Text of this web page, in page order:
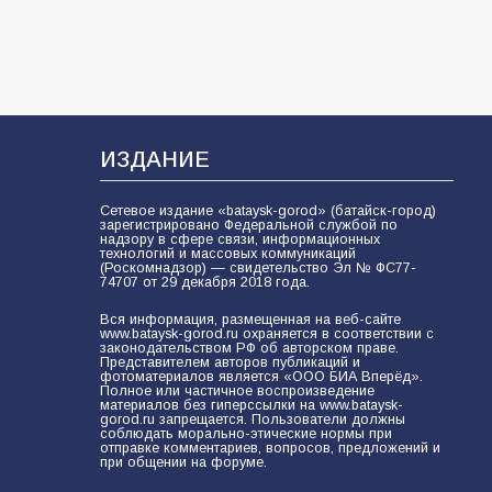
ИЗДАНИЕ
Сетевое издание «bataysk-gorod» (батайск-город)
зарегистрировано Федеральной службой по
надзору в сфере связи, информационных
технологий и массовых коммуникаций
(Роскомнадзор) — свидетельство Эл № ФС77-
74707 от 29 декабря 2018 года.
Вся информация, размещенная на веб-сайте
www.bataysk-gorod.ru охраняется в соответствии с
законодательством РФ об авторском праве.
Представителем авторов публикаций и
фотоматериалов является «ООО БИА Вперёд».
Полное или частичное воспроизведение
материалов без гиперссылки на www.bataysk-
gorod.ru запрещается. Пользователи должны
соблюдать морально-этические нормы при
отправке комментариев, вопросов, предложений и
при общении на форуме.